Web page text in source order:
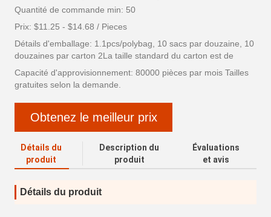
Quantité de commande min: 50
Prix: $11.25 - $14.68 / Pieces
Détails d'emballage: 1.1pcs/polybag, 10 sacs par douzaine, 10
douzaines par carton 2La taille standard du carton est de
Capacité d'approvisionnement: 80000 pièces par mois Tailles
gratuites selon la demande.
Obtenez le meilleur prix
Détails du
produit
Description du
produit
Évaluations
et avis
Détails du produit